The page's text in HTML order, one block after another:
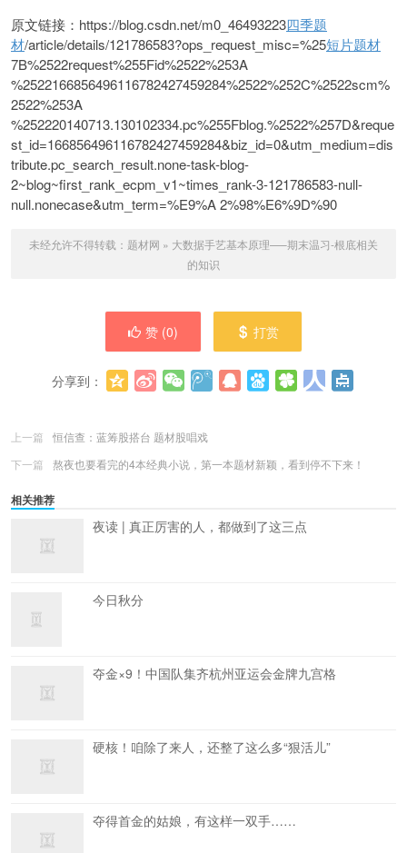
原文链接：https://blog.csdn.net/m0_46493223四季题
材/article/details/121786583?ops_request_misc=%25短片题材
7B%2522request%255Fid%2522%253A
%2522166856496116782427459284%2522%252C%2522scm%
2522%253A
%252220140713.130102334.pc%255Fblog.%2522%257D&reque
st_id=166856496116782427459284&biz_id=0&utm_medium=dis
tribute.pc_search_result.none-task-blog-
2~blog~first_rank_ecpm_v1~times_rank-3-121786583-null-
null.nonecase&utm_term=%E9%A 2%98%E6%9D%90
未经允许不得转载： 题材网 » 大数据手艺基本原理—–期末温习-根底相关
的知识
赞 (0) 打赏
分享到：
上一篇
恒信查：蓝筹股搭台 题材股唱戏
下一篇
熬夜也要看完的4本经典小说，第一本题材新颖，看到停不下来！
相关推荐
夜读 | 真正厉害的人，都做到了这三点
今日秋分
夺金×9！中国队集齐杭州亚运会金牌九宫格
硬核！咱除了来人，还整了这么多“狠活儿”
夺得首金的姑娘，有这样一双手……